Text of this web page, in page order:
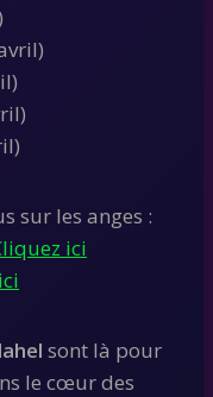
sur les anges :
ici
sont là pour
le cœur des